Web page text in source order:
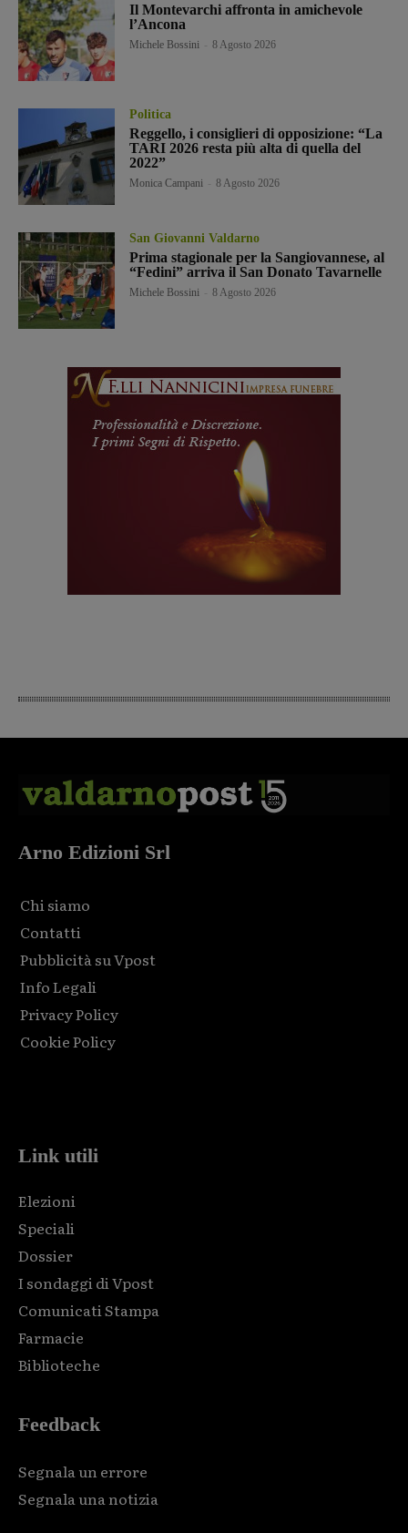
Il Montevarchi affronta in amichevole
l’Ancona
Michele Bossini 8 Agosto 2026
Politica
Reggello, i consiglieri di opposizione: “La
TARI 2026 resta più alta di quella del
2022”
Monica Campani 8 Agosto 2026
San Giovanni Valdarno
Prima stagionale per la Sangiovannese, al
“Fedini” arriva il San Donato Tavarnelle
Michele Bossini 8 Agosto 2026
Arno Edizioni Srl
Chi siamo
Contatti
Pubblicità su Vpost
Info Legali
Privacy Policy
Cookie Policy
Link utili
Elezioni
Speciali
Dossier
I sondaggi di Vpost
Comunicati Stampa
Farmacie
Biblioteche
Feedback
Segnala un errore
Segnala una notizia